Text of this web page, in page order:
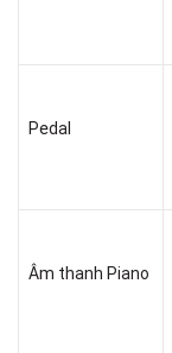
Pedal
Âm thanh Piano